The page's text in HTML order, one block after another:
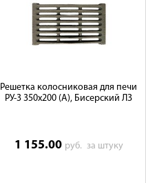
Решетка колосниковая для печи
РУ-3 350х200 (А), Бисерский ЛЗ
1 155.00 руб. за штуку